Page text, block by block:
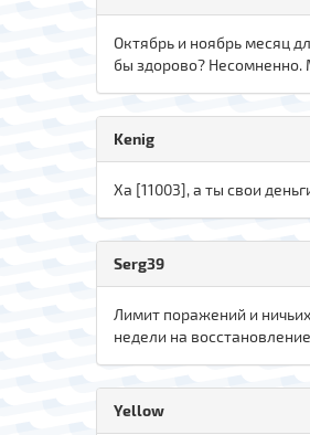
Октябрь и ноябрь месяц
бы здорово? Несомненно.
Kenig
Xa [11003], а ты свои
Serg39
Лимит поражений и
недели на
Yellow